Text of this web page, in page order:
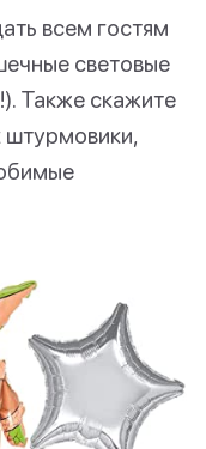
всем гостям
световые
Также скажите
штурмовики,